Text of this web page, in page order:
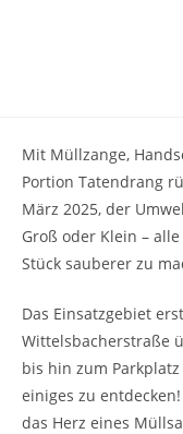
Mit Müllzange,
Portion Tatendrang
März 2025, der
Groß oder Klein –
Stück sauberer zu
Das Einsatzgebiet
Wittelsbacherstraße
bis hin zum
einiges zu entdecken!
das Herz eines